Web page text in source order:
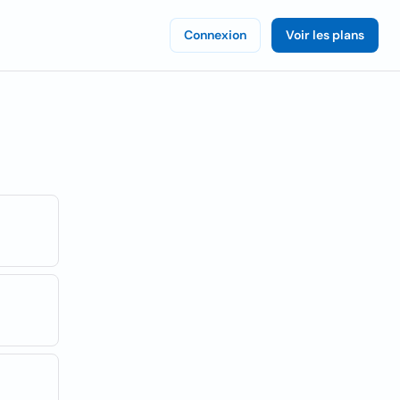
Connexion Voir les plans